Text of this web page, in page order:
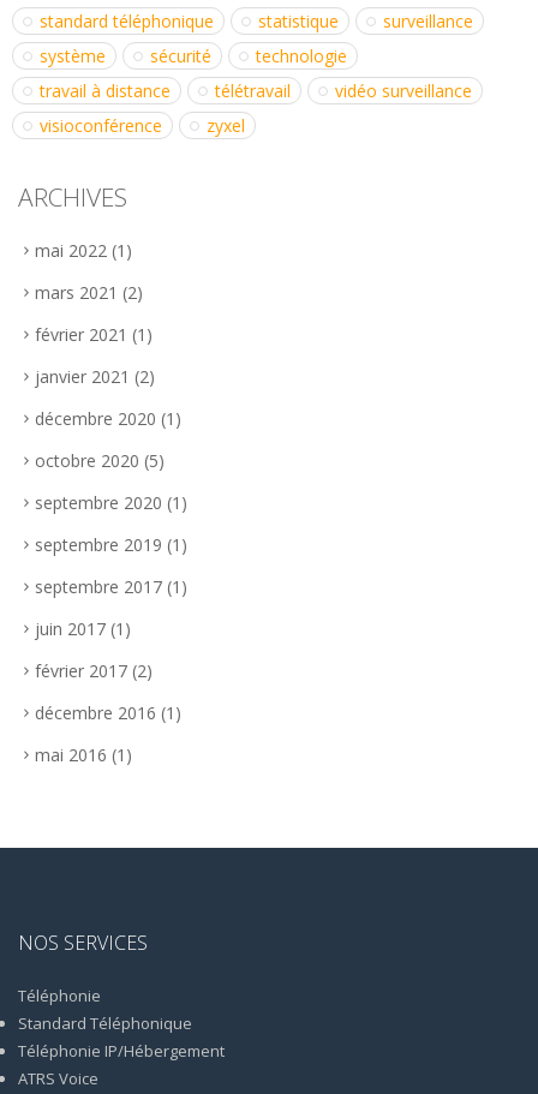
standard téléphonique
statistique
surveillance
système
sécurité
technologie
travail à distance
télétravail
vidéo surveillance
visioconférence
zyxel
ARCHIVES
mai 2022 (1)
mars 2021 (2)
février 2021 (1)
janvier 2021 (2)
décembre 2020 (1)
octobre 2020 (5)
septembre 2020 (1)
septembre 2019 (1)
septembre 2017 (1)
juin 2017 (1)
février 2017 (2)
décembre 2016 (1)
mai 2016 (1)
NOS SERVICES
Téléphonie
Standard Téléphonique
Téléphonie IP/Hébergement
ATRS Voice